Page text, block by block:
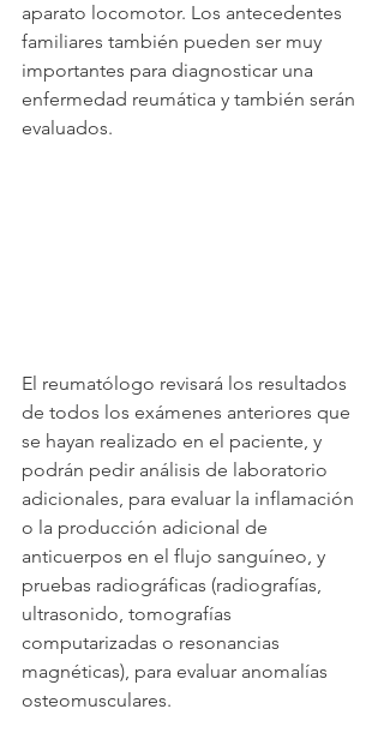
aparato locomotor. Los antecedentes
familiares también pueden ser muy
importantes para diagnosticar una
enfermedad reumática y también serán
evaluados.
El reumatólogo revisará los resultados
de todos los exámenes anteriores que
se hayan realizado en el paciente, y
podrán pedir análisis de laboratorio
adicionales, para evaluar la inflamación
o la producción adicional de
anticuerpos en el flujo sanguíneo, y
pruebas radiográficas (radiografías,
ultrasonido, tomografías
computarizadas o resonancias
magnéticas), para evaluar anomalías
osteomusculares.